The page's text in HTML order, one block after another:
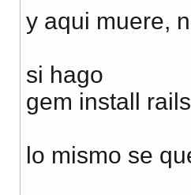
y aqui muere,
si hago
gem install
lo mismo se